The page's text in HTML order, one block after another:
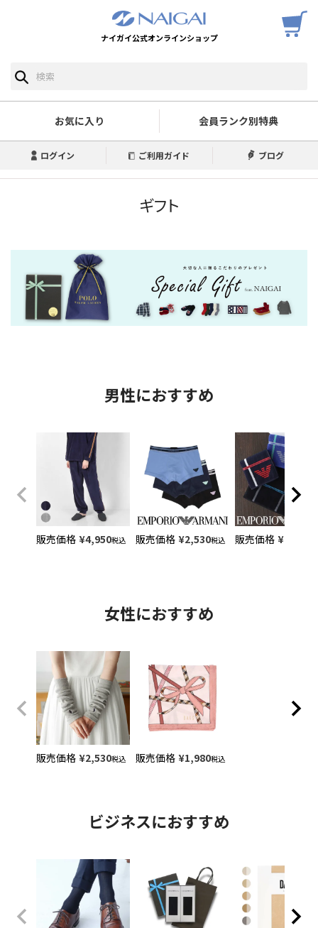
ナイガイ公式オンラインショップ
お気に入り 会員ランク別特典
ログイン ご利用ガイド ブログ
ギフト
男性におすすめ
販売価格 ¥4,950税込 販売価格 ¥2,530税込 販売価格 ¥
女性におすすめ
販売価格 ¥2,530税込 販売価格 ¥1,980税込
ビジネスにおすすめ